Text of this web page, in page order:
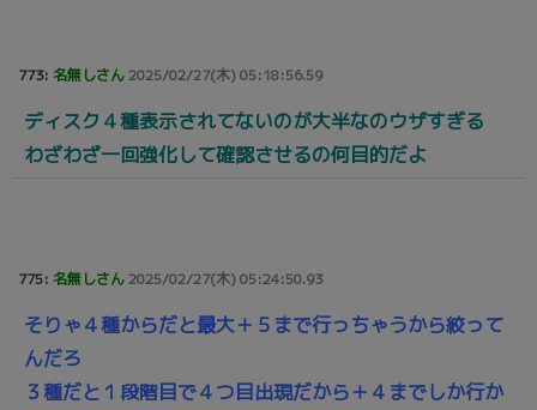
773: 名無しさん2025/02/27(木) 05:18:56.59
ディスク４種表示されてないのが大半なのウザすぎる
わざわざ一回強化して確認させるの何目的だよ
775: 名無しさん2025/02/27(木) 05:24:50.93
そりゃ４種からだと最大＋５まで行っちゃうから絞って
んだろ
３種だと１段階目で４つ目出現だから＋４までしか行か